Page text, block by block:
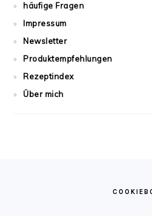
häufige Fragen
Impressum
Newsletter
Produktempfehlungen
Rezeptindex
Über mich